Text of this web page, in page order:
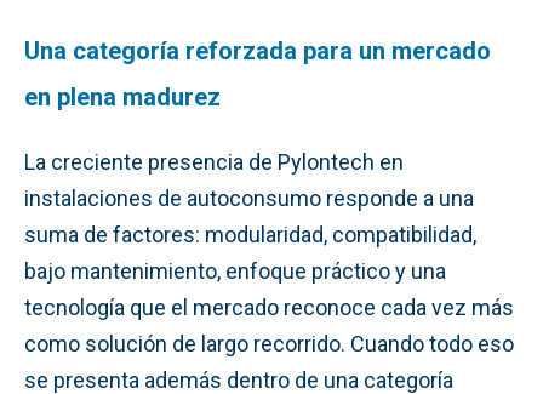
Una categoría reforzada para un mercado
en plena madurez
La creciente presencia de Pylontech en
instalaciones de autoconsumo responde a una
suma de factores: modularidad, compatibilidad,
bajo mantenimiento, enfoque práctico y una
tecnología que el mercado reconoce cada vez más
como solución de largo recorrido. Cuando todo eso
se presenta además dentro de una categoría